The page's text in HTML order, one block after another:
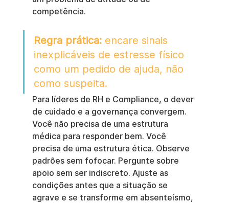
competência.
Regra prática: encare sinais
inexplicáveis de estresse físico
como um pedido de ajuda, não
como suspeita.
Para líderes de RH e Compliance, o dever
de cuidado e a governança convergem.
Você não precisa de uma estrutura
médica para responder bem. Você
precisa de uma estrutura ética. Observe
padrões sem fofocar. Pergunte sobre
apoio sem ser indiscreto. Ajuste as
condições antes que a situação se
agrave e se transforme em absenteísmo,